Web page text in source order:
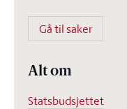
Gå til saker
Alt om
Statsbudsjettet